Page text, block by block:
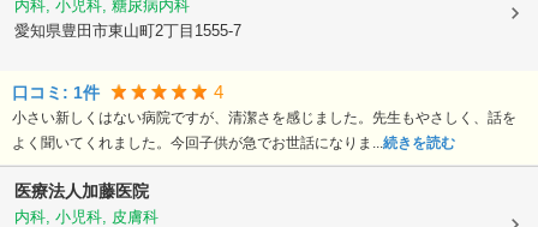
内科, 小児科, 糖尿病内科
愛知県豊田市東山町2丁目1555-7
口コミ: 1件 4
小さい新しくはない病院ですが、清潔さを感じました。先生もやさしく、話を
よく聞いてくれました。今回子供が急でお世話になりま...続きを読む
医療法人加藤医院
内科, 小児科, 皮膚科